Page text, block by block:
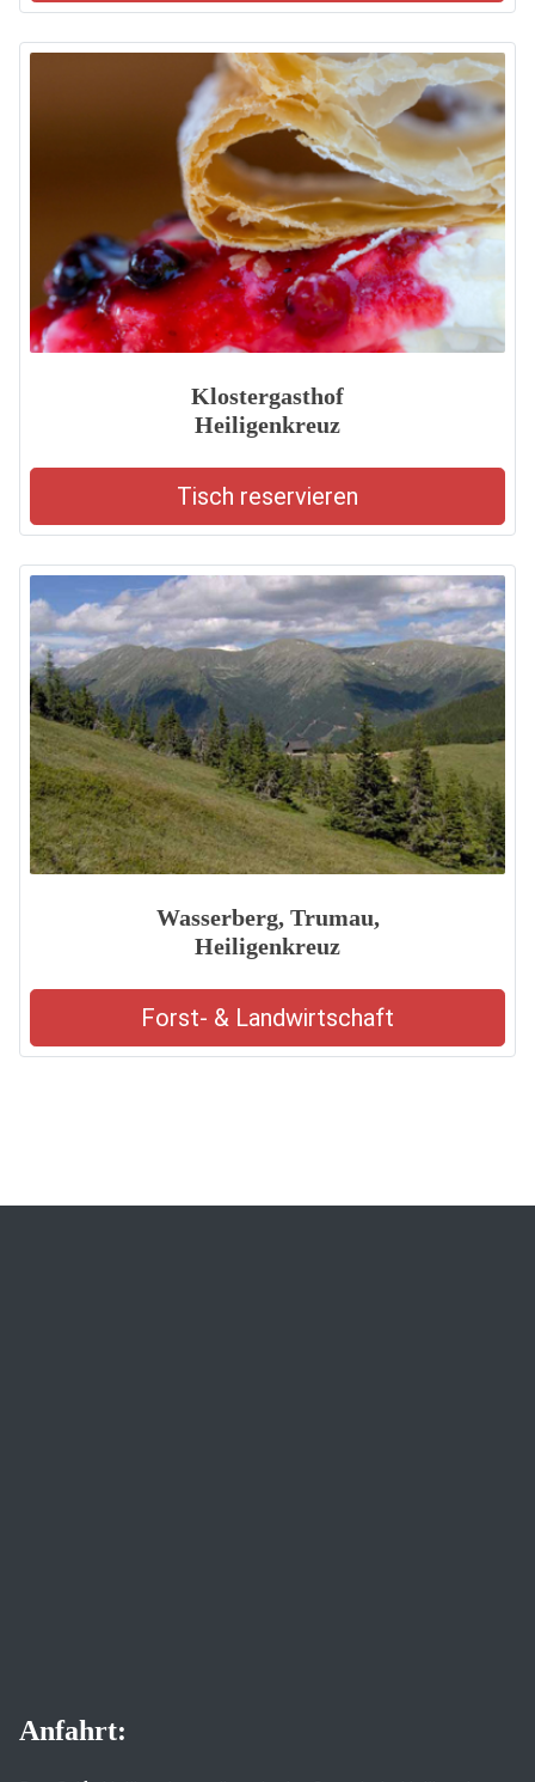
Klostergasthof
Heiligenkreuz
Tisch reservieren
Wasserberg, Trumau,
Heiligenkreuz
Forst- & Landwirtschaft
Anfahrt: